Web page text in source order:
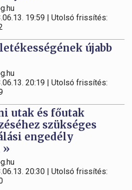
19:59 | Utolsó frissítés:
újabb
20:19 | Utolsó frissítés:
utak és főutak
szükséges
engedély
»
20:30 | Utolsó frissítés: